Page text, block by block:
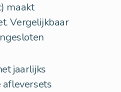
maakt
Vergelijkbaar
jaarlijks
afleversets